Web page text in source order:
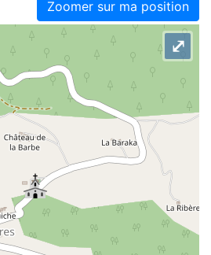
Zoomer sur ma position
⤢